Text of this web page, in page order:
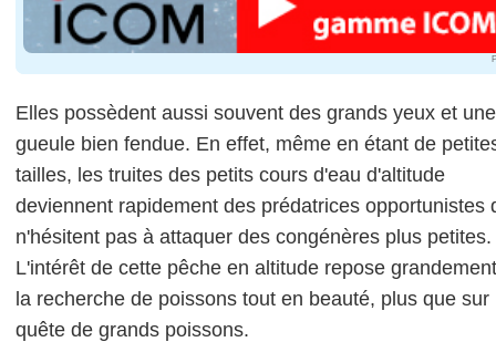
Elles possèdent aussi souvent des grands yeux et une
gueule bien fendue. En effet, même en étant de
tailles, les truites des petits cours d'eau d'altitude
deviennent rapidement des prédatrices opportunistes
n'hésitent pas à attaquer des congénères plus petites.
L'intérêt de cette pêche en altitude repose
la recherche de poissons tout en beauté, plus que sur
quête de grands poissons.